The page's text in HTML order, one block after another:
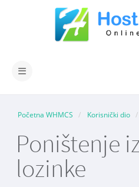
Prebaci navigaciju
Početna WHMCS Korisnički dio
Poništenje
lozinke